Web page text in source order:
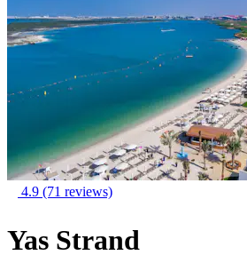
4.9 (71 reviews)
Yas Strand